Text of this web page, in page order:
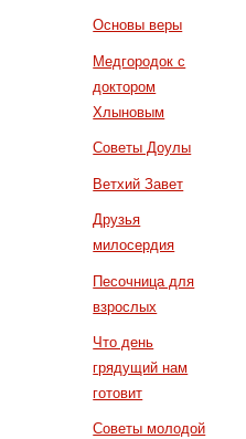
Основы веры
Медгородок с
доктором
Хлыновым
Советы Доулы
Ветхий Завет
Друзья
милосердия
Песочница для
взрослых
Что день
грядущий нам
готовит
Советы молодой